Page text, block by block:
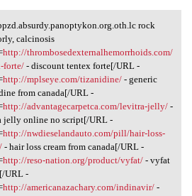
rock
calcinosis
http://thrombosedexternalhemorrhoids.com/
forte/- discount tentex forte[/URL -
http://mplseye.com/tizanidine/- generic
from canada[/URL -
http://advantagecarpetca.com/levitra-jelly/-
jelly online no script[/URL -
http://nwdieselandauto.com/pill/hair-loss-
- hair loss cream from canada[/URL -
http://reso-nation.org/product/vyfat/- vyfat
URL -
http://americanazachary.com/indinavir/-